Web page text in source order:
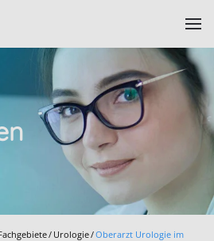
Urologie Oberarzt Urologie im